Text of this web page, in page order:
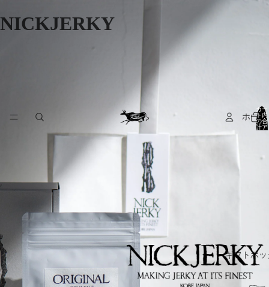
NICKJERKY
ホーム
ギフトボッ
カー
ト内
の合
計ア